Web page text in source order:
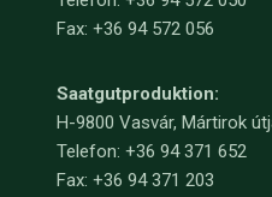
Fax: +36 94 572 056
Saatgutproduktion:
H-9800 Vasvár, Mártirok
Telefon: +36 94 371 652
Fax: +36 94 371 203